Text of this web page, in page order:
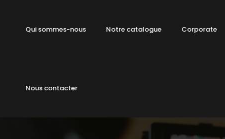
Qui sommes-nous Notre catalogue Corporate
Nous contacter